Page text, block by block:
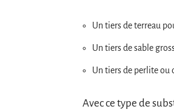
Un tiers de terreau
Un tiers de sable
Un tiers de perlite ou
Avec ce type de